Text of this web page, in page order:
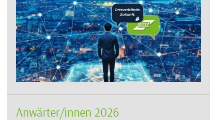
Anwärter/innen 2026